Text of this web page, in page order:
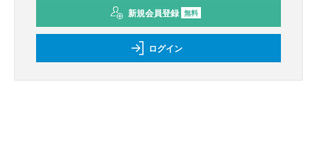
新規会員登録 無料
ログイン